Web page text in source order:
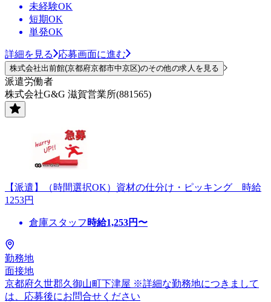
未経験OK
短期OK
単発OK
詳細を見る 応募画面に進む
株式会社出前館(京都府京都市中京区)のその他の求人を見る
派遣労働者
株式会社G&G 滋賀営業所(881565)
【派遣】（時間選択OK）資材の仕分け・ピッキング 時給
1253円
倉庫スタッフ 時給1,253円〜
勤務地
面接地
京都府久世郡久御山町下津屋 ※詳細な勤務地につきまして
は、応募後にお問合せください